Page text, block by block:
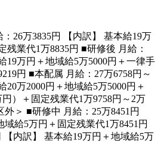
26万3835円 【内訳】 基本給19万
残業代1万8835円 ■研修後 月給：
19万円＋地域給5万5000円＋一律手
円 ■本配属 月給：27万6758円～
20万2000円＋地域給5万5000円＋
円）＋固定残業代1万9758円～2万
外＞ ■研修中 月給：25万8451円
域給5万円＋固定残業代1万8451円
【内訳】 基本給19万円＋地域給5万